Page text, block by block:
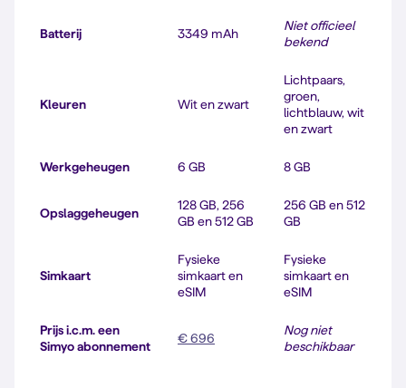
Batterij 3349 mAh
Niet officieel
bekend
Kleuren Wit en zwart
Lichtpaars,
groen,
lichtblauw, wit
en zwart
Werkgeheugen 6 GB 8 GB
Opslaggeheugen
128 GB, 256
GB en 512 GB
256 GB en 512
GB
Simkaart
Fysieke
simkaart en
eSIM
Fysieke
simkaart en
eSIM
Prijs i.c.m. een
Simyo abonnement
€ 696
Nog niet
beschikbaar